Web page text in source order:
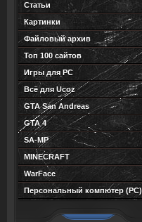
Статьи
Картинки
Файловый архив
Топ 100 сайтов
Игры для PC
Всё для Ucoz
GTA San Andreas
GTA 4
SA-MP
MINECRAFT
WarFace
Персональный компютер (PC)